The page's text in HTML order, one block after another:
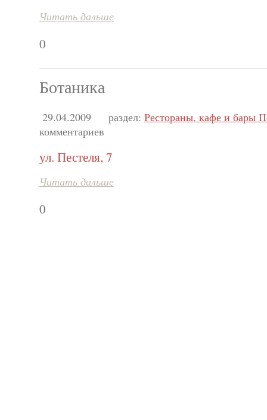
Читать дальше
0
Ботаника
29.04.2009 раздел: Рестораны, кафе и бары
комментариев
ул. Пестеля, 7
Читать дальше
0